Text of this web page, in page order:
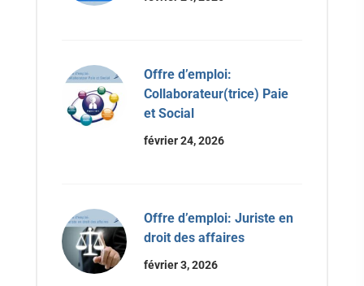
Offre d’emploi:
Collaborateur(trice) Paie
et Social
février 24, 2026
Offre d’emploi: Juriste en
droit des affaires
février 3, 2026